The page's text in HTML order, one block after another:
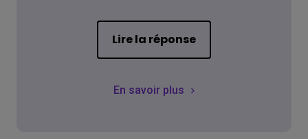
Lire la réponse
En savoir plus